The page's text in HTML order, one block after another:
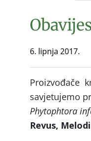
6. lipnja 2017.
Proizvođače
savjetujemo
Phytophtora
Revus,